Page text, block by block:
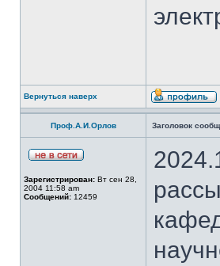
Вернуться наверх
Проф.А.И.Орлов Заголовок
Зарегистрирован: Вт сен 28,
2004 11:58 am
Сообщений: 12459